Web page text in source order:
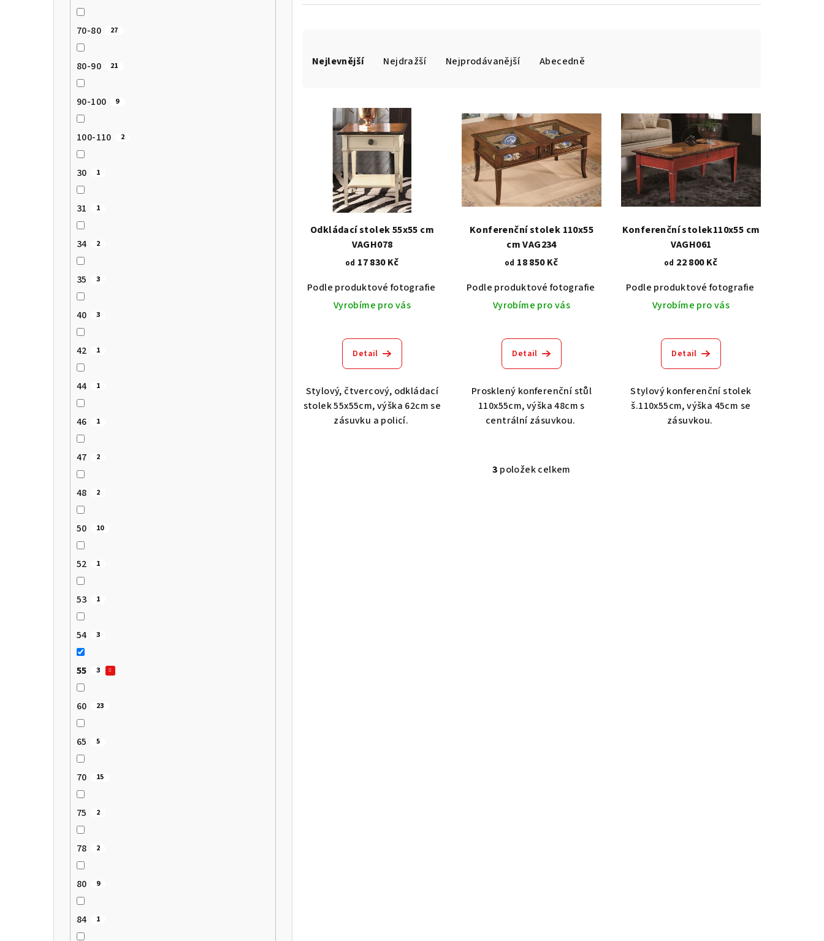
70-80 27
80-90 21
90-100 9
100-110 2
30 1
31 1
34 2
35 3
40 3
42 1
44 1
46 1
47 2
48 2
50 10
52 1
53 1
54 3
55 3
60 23
65 5
70 15
75 2
78 2
80 9
84 1
a
o
u
Nejlevnější Nejdražší Nejprodávanější Abecedně
p
d
ů
Odkládací stolek 55x55 cm
VAGH078
od 17 830 Kč
Podle produktové fotografie
Akát vintage BT1551 Dub světlý 2209 Dub tmavý 2208 Ořech střední BT79T3
Vyrobíme pro vás
Detail
Stylový, čtvercový, odkládací
stolek 55x55cm, výška 62cm se
zásuvku a policí.
Konferenční stolek 110x55
cm VAG234
od 18 850 Kč
Podle produktové fotografie
Akát vintage BT1551 Dub světlý 2209
Vyrobíme pro vás
Detail
Prosklený konferenční stůl
110x55cm, výška 48cm s
centrální zásuvkou.
Konferenční stolek110x55 cm
VAGH061
od 22 800 Kč
Podle produktové fotografie
Vyrobíme pro vás
Detail
Stylový konferenční stolek
š.110x55cm, výška 45cm se
zásuvkou.
O
3 položek celkem